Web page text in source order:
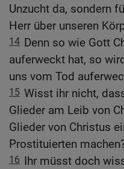
Unzucht da, sondern
Herr über unseren
14 Denn so wie Gott
auferweckt hat, so
uns vom Tod
15 Wisst ihr nicht,
Glieder am Leib von
Glieder von Christus
Prostituierten
16 Ihr müsst doch